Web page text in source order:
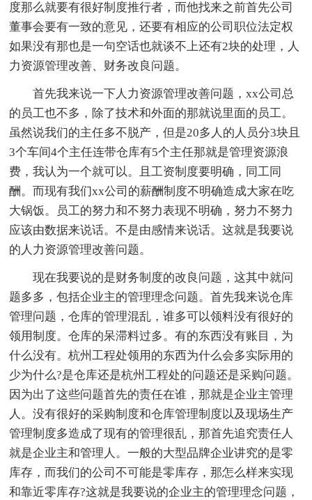
度那么就要有很好制度推行者，而他找来之前首先公司
董事会要有一致的意见，还要有相应的公司职位法定权
如果没有那也是一句空话也就谈不上还有2块的处理，人
力资源管理改善、财务改良问题。
首先我来说一下人力资源管理改善问题，xx公司总
的员工也不多，除了技术和外面的那就说里面的员工。
虽然说我们的主任多不脱产，但是20多人的人员分3块且
3个车间4个主任连带仓库有5个主任那就是管理资源浪
费，我认为一个就可以。且工资制度要明确，同工同
酬。而现有我们xx公司的薪酬制度不明确造成大家在吃
大锅饭。员工的努力和不努力表现不明确，努力不努力
应该由数据来说话。不是由感情来说话。这就是我要说
的人力资源管理改善问题。
现在我要说的是财务制度的改良问题，这其中就问
题多多，包括企业主的管理理念问题。首先我来说仓库
管理问题，仓库的管理混乱，谁多可以领料没有很好的
领用制度。仓库的呆滞料过多。有的东西没有账目，为
什么没有。杭州工程处领用的东西为什么会多实际用的
少为什么?是仓库还是杭州工程处的问题还是采购问题。
因为出了这些问题首先的责任在谁，那就是企业主管理
人。没有很好的采购制度和仓库管理制度以及现场生产
管理制度多造成了现有的管理很乱，那首先追究责任人
就是企业主和管理人。一般的大型品牌企业讲究的是零
库存，而我们的公司不可能是零库存，那怎么样来实现
和靠近零库存?这就是我要说的企业主的管理理念问题，